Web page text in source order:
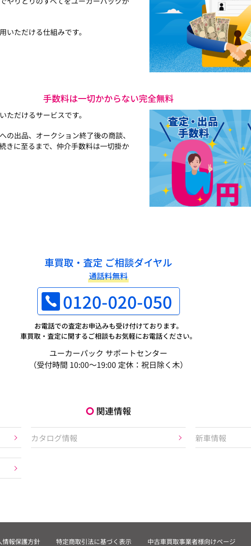
いただける仕組みです。
手数料は一切かからない完全無料
ただけるサービスです。
出品、オークション終了後の商談、
きに至るまで、仲介手数料は一切掛か
車買取・査定 ご相談ダイヤル
通話料無料
0120-020-050
お電話での査定お申込みも受け付けております。
車買取・査定に関するご相談もお気軽にお電話ください。
ユーカーパック サポートセンター
（受付時間 10:00～19:00 定休：祝日除く木）
関連情報
カタログ情報 新車情報
情報保護方針 特定商取引法に基づく表示 中古車買取事業者様向けページ